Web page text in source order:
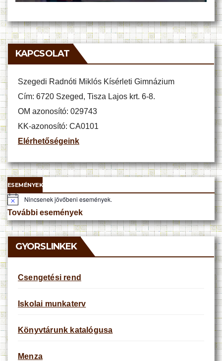
KAPCSOLAT
Szegedi Radnóti Miklós Kísérleti Gimnázium
Cím: 6720 Szeged, Tisza Lajos krt. 6-8.
OM azonosító: 029743
KK-azonosító: CA0101
Elérhetőségeink
ESEMÉNYEK
N
o
t
i
c
e
Nincsenek jövőbeni események.
További események
GYORSLINKEK
Csengetési rend
Iskolai munkaterv
Könyvtárunk katalógusa
Menza